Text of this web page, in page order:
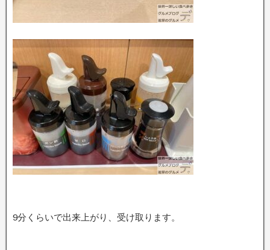
9分くらいで出来上がり、受け取ります。